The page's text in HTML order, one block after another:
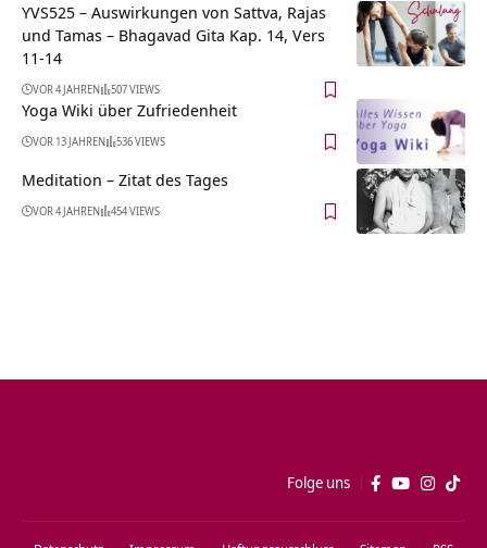
YVS525 – Auswirkungen von Sattva, Rajas
und Tamas – Bhagavad Gita Kap. 14, Vers
11-14
VOR 4 JAHREN 507 VIEWS
Yoga Wiki über Zufriedenheit
VOR 13 JAHREN 536 VIEWS
Meditation – Zitat des Tages
VOR 4 JAHREN 454 VIEWS
Folge uns